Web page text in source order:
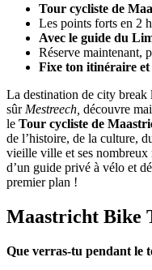
Tour cycliste de
Les points forts en 2
Avec le guide du
Réserve maintenant,
Fixe ton itinéraire
La destination de city break
sûr Mestreech, découvre
le Tour cycliste de
de l’histoire, de la culture,
vieille ville et ses
d’un guide privé à vélo et
premier plan !
Maastricht Bike
Que verras-tu pendant le